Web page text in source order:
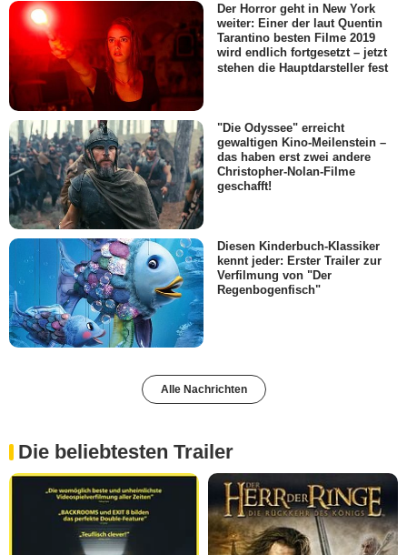
Der Horror geht in New York
weiter: Einer der laut Quentin
Tarantino besten Filme 2019
wird endlich fortgesetzt – jetzt
stehen die Hauptdarsteller fest
"Die Odyssee" erreicht
gewaltigen Kino-Meilenstein –
das haben erst zwei andere
Christopher-Nolan-Filme
geschafft!
Diesen Kinderbuch-Klassiker
kennt jeder: Erster Trailer zur
Verfilmung von "Der
Regenbogenfisch"
Alle Nachrichten
Die beliebtesten Trailer